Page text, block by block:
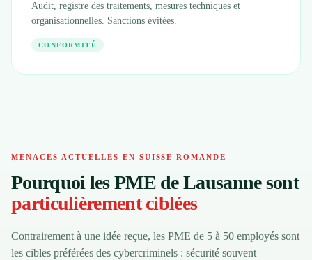
Audit, registre des traitements, mesures techniques et
organisationnelles. Sanctions évitées.
CONFORMITÉ
MENACES ACTUELLES EN SUISSE ROMANDE
Pourquoi les PME de Lausanne sont
particulièrement ciblées
Contrairement à une idée reçue, les PME de 5 à 50 employés sont
les cibles préférées des cybercriminels : sécurité souvent